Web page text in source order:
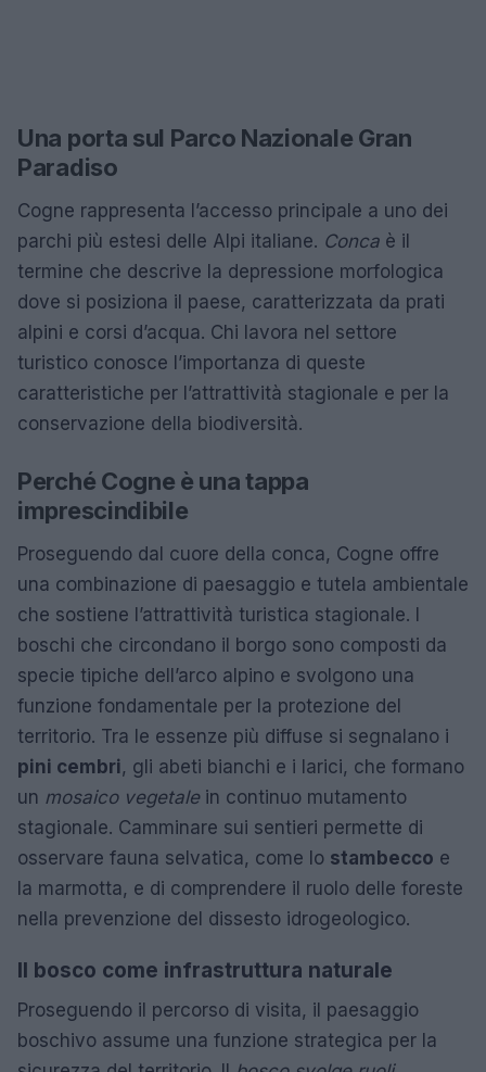
Una porta sul Parco Nazionale Gran
Paradiso
Cogne rappresenta l’accesso principale a uno dei
parchi più estesi delle Alpi italiane. Conca è il
termine che descrive la depressione morfologica
dove si posiziona il paese, caratterizzata da prati
alpini e corsi d’acqua. Chi lavora nel settore
turistico conosce l’importanza di queste
caratteristiche per l’attrattività stagionale e per la
conservazione della biodiversità.
Perché Cogne è una tappa
imprescindibile
Proseguendo dal cuore della conca, Cogne offre
una combinazione di paesaggio e tutela ambientale
che sostiene l’attrattività turistica stagionale. I
boschi che circondano il borgo sono composti da
specie tipiche dell’arco alpino e svolgono una
funzione fondamentale per la protezione del
territorio. Tra le essenze più diffuse si segnalano i
pini cembri, gli abeti bianchi e i larici, che formano
un mosaico vegetalein continuo mutamento
stagionale. Camminare sui sentieri permette di
osservare fauna selvatica, come lo stambecco e
la marmotta, e di comprendere il ruolo delle foreste
nella prevenzione del dissesto idrogeologico.
Il bosco come infrastruttura naturale
Proseguendo il percorso di visita, il paesaggio
boschivo assume una funzione strategica per la